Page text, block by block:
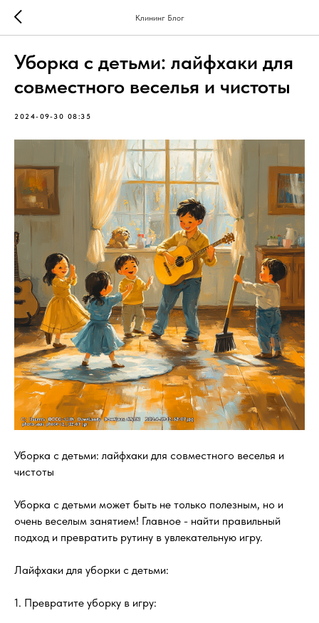
Клининг Блог
Уборка с детьми: лайфхаки для
совместного веселья и чистоты
2024-09-30 08:35
Уборка с детьми: лайфхаки для совместного веселья и
чистоты
Уборка с детьми может быть не только полезным, но и
очень веселым занятием! Главное - найти правильный
подход и превратить рутину в увлекательную игру.
Лайфхаки для уборки с детьми:
1. Превратите уборку в игру: